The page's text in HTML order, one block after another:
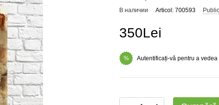
В наличии Articol: 700593
350Lei
% Autentificați-vă pentru a